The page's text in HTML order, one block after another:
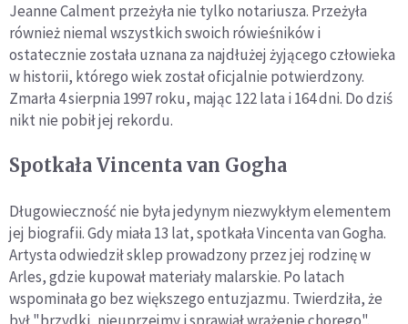
Jeanne Calment przeżyła nie tylko notariusza. Przeżyła
również niemal wszystkich swoich rówieśników i
ostatecznie została uznana za najdłużej żyjącego człowieka
w historii, którego wiek został oficjalnie potwierdzony.
Zmarła 4 sierpnia 1997 roku, mając 122 lata i 164 dni. Do dziś
nikt nie pobił jej rekordu.
Spotkała Vincenta van Gogha
Długowieczność nie była jedynym niezwykłym elementem
jej biografii. Gdy miała 13 lat, spotkała Vincenta van Gogha.
Artysta odwiedził sklep prowadzony przez jej rodzinę w
Arles, gdzie kupował materiały malarskie. Po latach
wspominała go bez większego entuzjazmu. Twierdziła, że